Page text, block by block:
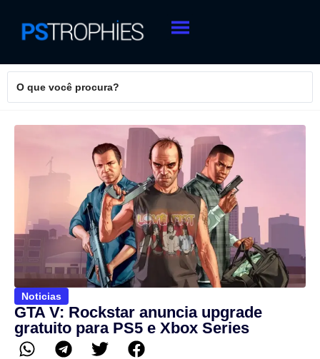
Noticias
GTA V: Rockstar anuncia upgrade
gratuito para PS5 e Xbox Series